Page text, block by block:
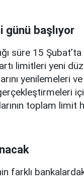
günü başlıyor
süre 15
limitleri yeni
yenilemeleri
toplam limit
farklı